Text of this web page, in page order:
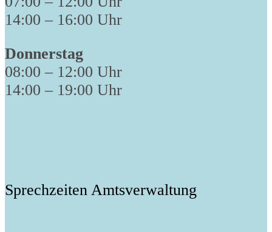
14:00 – 16:00 Uhr
Donnerstag
08:00 – 12:00 Uhr
14:00 – 19:00 Uhr
Sprechzeiten Amtsverwaltung